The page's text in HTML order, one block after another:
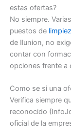
estas ofertas?
No siempre.
puestos de
de Ilunion, no
contar con
opciones frente a
Como se si una
Verifica siempre
reconocido
oficial de la